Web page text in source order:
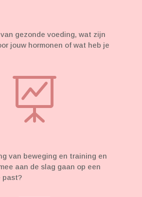
gezonde voeding, wat zijn
jouw hormonen of wat heb je

van beweging en training en
aan de slag gaan op een
past?